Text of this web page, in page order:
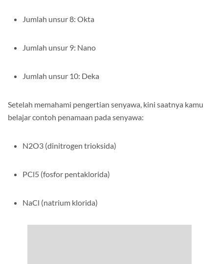
Jumlah unsur 8: Okta
Jumlah unsur 9: Nano
Jumlah unsur 10: Deka
Setelah memahami pengertian senyawa, kini saatnya kamu
belajar contoh penamaan pada senyawa:
N2O3 (dinitrogen trioksida)
PCl5 (fosfor pentaklorida)
NaCl (natrium klorida)